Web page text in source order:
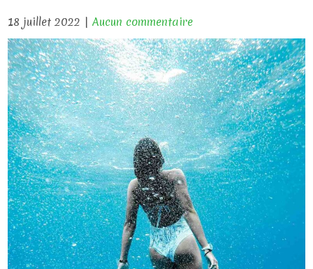
18 juillet 2022 |Aucun commentaire